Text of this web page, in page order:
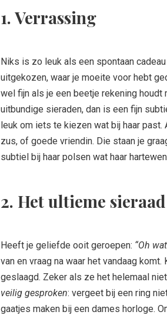
1. Verrassing
Niks is zo leuk als een spontaan
uitgekozen, waar je moeite voor hebt
wel fijn als je een beetje rekening
uitbundige sieraden, dan is een fijn
leuk om iets te kiezen wat bij haar
zus, of goede vriendin. Die staan je
subtiel bij haar polsen wat haar
2. Het ultieme sieraad
Heeft je geliefde ooit geroepen: “Oh
van en vraag na waar het vandaag
geslaagd. Zeker als ze het helemaal
veilig gesproken: vergeet bij een ring
gaatjes maken bij een dames horloge.